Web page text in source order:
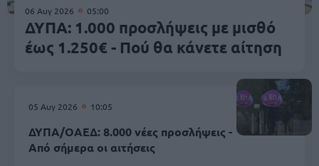
06 Αυγ 2026 05:00
ΔΥΠΑ: 1.000 προσλήψεις με μισθό
έως 1.250€ - Πού θα κάνετε αίτηση
05 Αυγ 2026 10:05
ΔΥΠΑ/ΟΑΕΔ: 8.000 νέες προσλήψεις -
Από σήμερα οι αιτήσεις